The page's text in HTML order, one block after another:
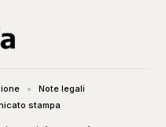
Note legali
stampa